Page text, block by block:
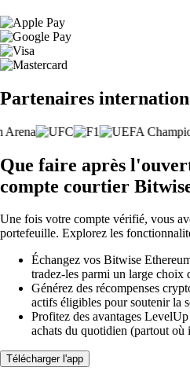
Partenaires
Que faire après
compte courtier
Une fois votre compte vérifié, vous
portefeuille. Explorez les
Échangez vos Bitwise
tradez-les parmi un large choix
Générez des récompenses
actifs éligibles pour soutenir la
Profitez des avantages
achats du quotidien (partout où
Télécharger l'app